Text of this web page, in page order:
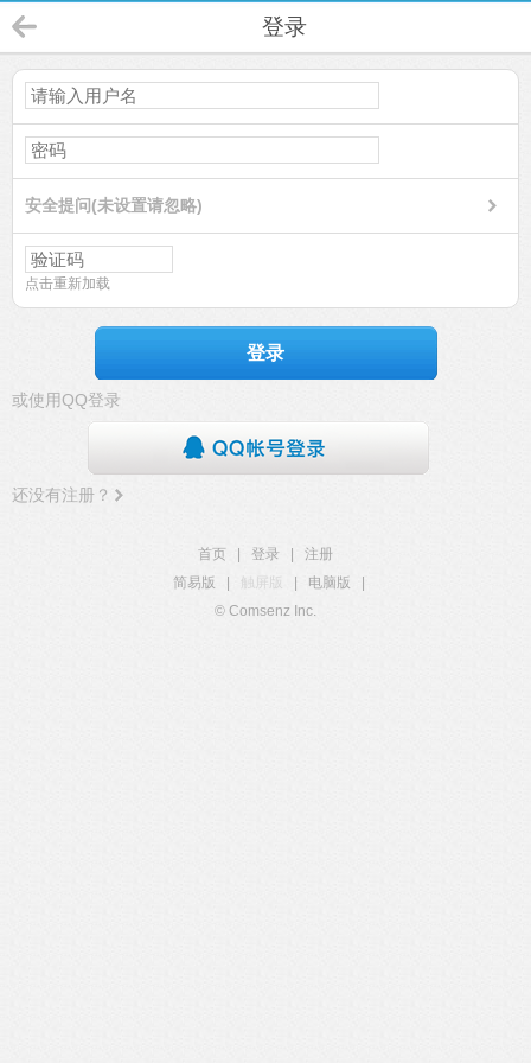
登录
安全提问(未设置请忽略)
点击重新加载
登录
或使用QQ登录
还没有注册？
首页 登录
注册
简易版
触屏版 电脑版
© Comsenz Inc.